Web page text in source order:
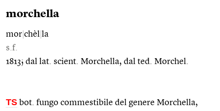
morchella
mor chèl la
s.f.
1813; dal lat. scient. Morchella, dal ted. Morchel.
TS bot. fungo commestibile del genere Morchella,